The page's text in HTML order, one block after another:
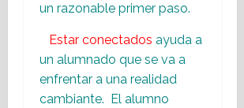
un razonable primer paso.
Estar conectados ayuda a
un alumnado que se va a
enfrentar a una realidad
cambiante. El alumno